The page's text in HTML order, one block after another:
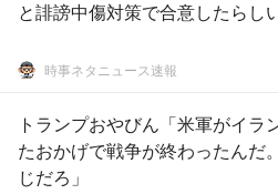
と誹謗中傷対策で合意したらし
時事ネタニュース速報
トランプおやびん「米軍がイラ
たおかげで戦争が終わったんだ
じだろ」